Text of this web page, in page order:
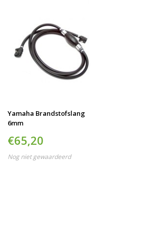
Yamaha Brandstofslang
6mm
€65,20
Nog niet gewaardeerd